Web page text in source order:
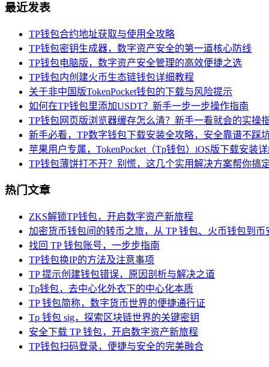
最近发表
TP钱包合约地址获取与使用全攻略
TP钱包密钥生成器，数字资产安全的第一道核心防线
TP钱包电脑版，数字资产安全管理的高效便捷之选
TP钱包内创建火币生态链钱包详细教程
关于非中国版TokenPocket钱包的下载与风险提示
如何在TP钱包里添加USDT？新手一步一步操作指南
TP钱包网页版浏览器缓存怎么清？新手一看就会的实操
新手必看，TP数字钱包下载安装全攻略，安全靠谱不踩
苹果用户专属，TokenPocket（Tp钱包）iOS版下载安装
TP钱包薄饼打不开？别慌，这几个实用解决方案帮你搞
热门文章
ZKS解锁TP钱包，开启数字资产新旅程
加密货币钱包间的转币之旅，从 TP 钱包、火币钱包到币
找回 TP 钱包账号，一步步指南
TP钱包换IP的方法及注意事项
TP 提示创建钱包错误，原因剖析与解决之道
Tp钱包，去中心化外衣下的中心化本质
TP 钱包简称，数字货币世界的便捷通行证
Tp 钱包 sig，探索区块链世界的关键密钥
安全下载 TP 钱包，开启数字资产新旅程
TP钱包扫码登录，便捷与安全的完美融合